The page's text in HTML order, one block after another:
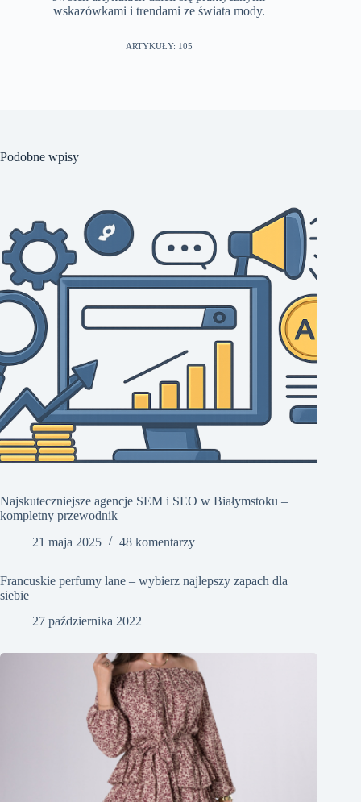
wskazówkami i trendami ze świata mody.
ARTYKUŁY: 105
Podobne wpisy
Najskuteczniejsze agencje SEM i SEO w Białymstoku –
kompletny przewodnik
21 maja 2025
48 komentarzy
Francuskie perfumy lane – wybierz najlepszy zapach dla
siebie
27 października 2022